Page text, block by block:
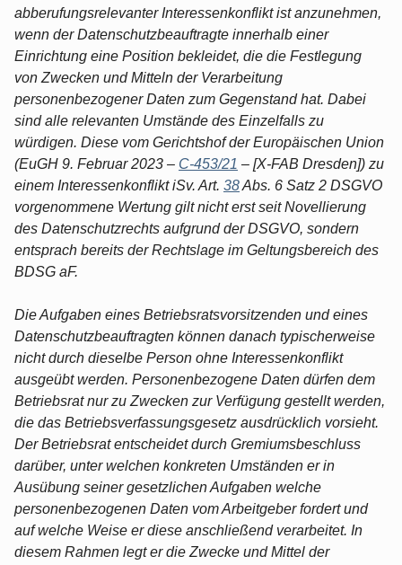
abberufungsrelevanter Interessenkonflikt ist anzunehmen,
wenn der Datenschutzbeauftragte innerhalb einer
Einrichtung eine Position bekleidet, die die Festlegung
von Zwecken und Mitteln der Verarbeitung
personenbezogener Daten zum Gegenstand hat. Dabei
sind alle relevanten Umstände des Einzelfalls zu
würdigen. Diese vom Gerichtshof der Europäischen Union
(EuGH 9. Februar 2023 – C-453/21 – [X-FAB Dresden]) zu
einem Interessenkonflikt iSv. Art. 38Abs. 6 Satz 2 DSGVO
vorgenommene Wertung gilt nicht erst seit Novellierung
des Datenschutzrechts aufgrund der DSGVO, sondern
entsprach bereits der Rechtslage im Geltungsbereich des
BDSG aF.
Die Aufgaben eines Betriebsratsvorsitzenden und eines
Datenschutzbeauftragten können danach typischerweise
nicht durch dieselbe Person ohne Interessenkonflikt
ausgeübt werden. Personenbezogene Daten dürfen dem
Betriebsrat nur zu Zwecken zur Verfügung gestellt werden,
die das Betriebsverfassungsgesetz ausdrücklich vorsieht.
Der Betriebsrat entscheidet durch Gremiumsbeschluss
darüber, unter welchen konkreten Umständen er in
Ausübung seiner gesetzlichen Aufgaben welche
personenbezogenen Daten vom Arbeitgeber fordert und
auf welche Weise er diese anschließend verarbeitet. In
diesem Rahmen legt er die Zwecke und Mittel der